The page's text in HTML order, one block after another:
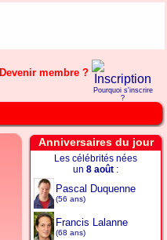
Devenir membre ?
Pourquoi s'inscrire
?
Anniversaires du jour
Les célébrités nées
un 8 août :
Pascal Duquenne
(56 ans)
Francis Lalanne
(68 ans)